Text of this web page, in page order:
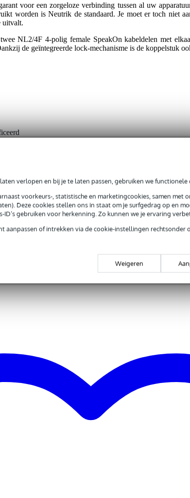
verlopen en bij je te laten passen, gebruiken we functionele
voorkeurs-, statistische en marketingcookies, samen met
Deze cookies stellen ons in staat om je surfgedrag op en
ID’s gebruiken voor herkenning. Zo kunnen we je ervaring
aanpassen of intrekken via de cookie-instellingen rechtsonder
Weigeren
voor een zorgeloze verbinding tussen al uw
worden is Neutrik de standaard. Je moet er toch niet
uitvalt.
NL2/4F 4-polig female SpeakOn kabeldelen met
de geïntegreerde lock-mechanisme is de koppelstuk